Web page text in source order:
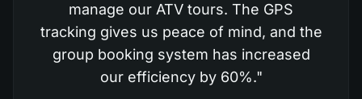
manage our ATV tours. The GPS
tracking gives us peace of mind, and the
group booking system has increased
our efficiency by 60%."